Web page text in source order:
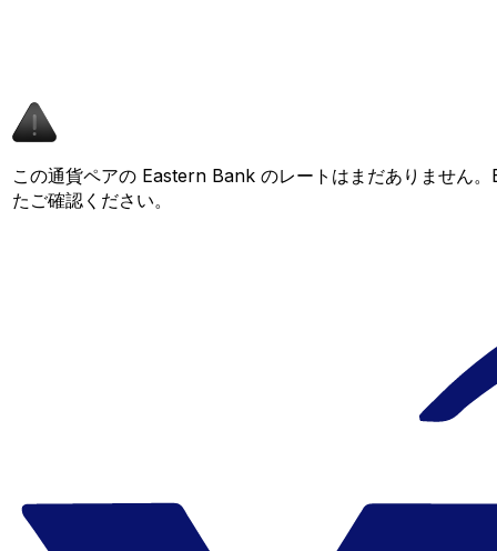
この通貨ペアの Eastern Bank のレートはまだありません
たご確認ください。